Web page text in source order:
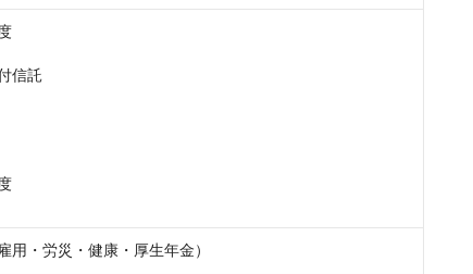
信託
用・労災・健康・厚生年金）